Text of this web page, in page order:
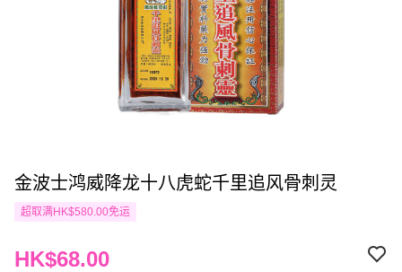
金波士鸿威降龙十八虎蛇千里追风骨刺灵
超取满HK$580.00免运
HK$68.00